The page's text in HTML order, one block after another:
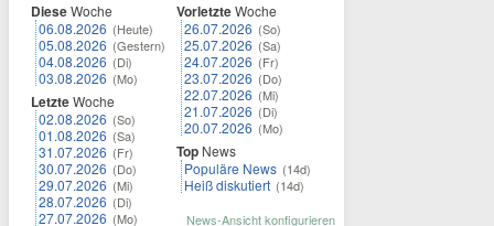
DieseWoche
06.08.2026 (Heute)
05.08.2026 (Gestern)
04.08.2026 (Di)
03.08.2026 (Mo)
LetzteWoche
02.08.2026 (So)
01.08.2026 (Sa)
31.07.2026 (Fr)
30.07.2026 (Do)
29.07.2026 (Mi)
28.07.2026 (Di)
27.07.2026 (Mo)
VorletzteWoche
26.07.2026 (So)
25.07.2026 (Sa)
24.07.2026 (Fr)
23.07.2026 (Do)
22.07.2026 (Mi)
21.07.2026 (Di)
20.07.2026 (Mo)
Top News
Populäre News (14d)
Heiß diskutiert (14d)
News-Ansicht konfigurieren